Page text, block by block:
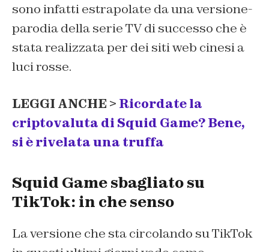
sono infatti estrapolate da una versione-
parodia della serie TV di successo che è
stata realizzata per dei siti web cinesi a
luci rosse.
LEGGI ANCHE > Ricordate la
criptovaluta di Squid Game? Bene,
si è rivelata una truffa
Squid Game sbagliato su
TikTok: in che senso
La versione che sta circolando su TikTok